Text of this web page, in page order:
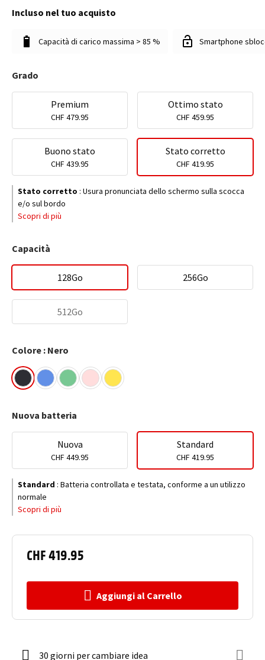
Incluso nel tuo acquisto
Capacità di carico massima > 85 % Smartphone
CHF 419.95
Aggiungi al Carrello
Grado
Premium
CHF 479.95
Ottimo stato
CHF 459.95
Buono stato
CHF 439.95
Stato corretto
CHF 419.95
Stato corretto : Usura pronunciata dello schermo sulla scocca
e/o sul bordo
Scopri di più
Capacità
128Go 256Go
512Go
Colore : Nero
Nuova batteria
Nuova
CHF 449.95
Standard
CHF 419.95
Standard : Batteria controllata e testata, conforme a un utilizzo
normale
Scopri di più
30 giorni per cambiare idea